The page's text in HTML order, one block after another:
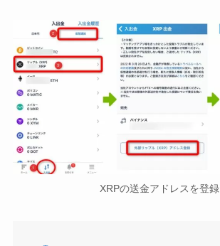
XRPの送金アドレスを登録